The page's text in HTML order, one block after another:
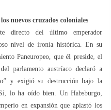
nuevos cruzados coloniales
directo del último emperador
nivel de ironía histórica. En su
Paneuropeo, que él preside, el
parlamento austríaco declaró a
y exigió su destrucción bajo la
lo ha oído bien. Un Habsburgo,
en expansión que aplastó los